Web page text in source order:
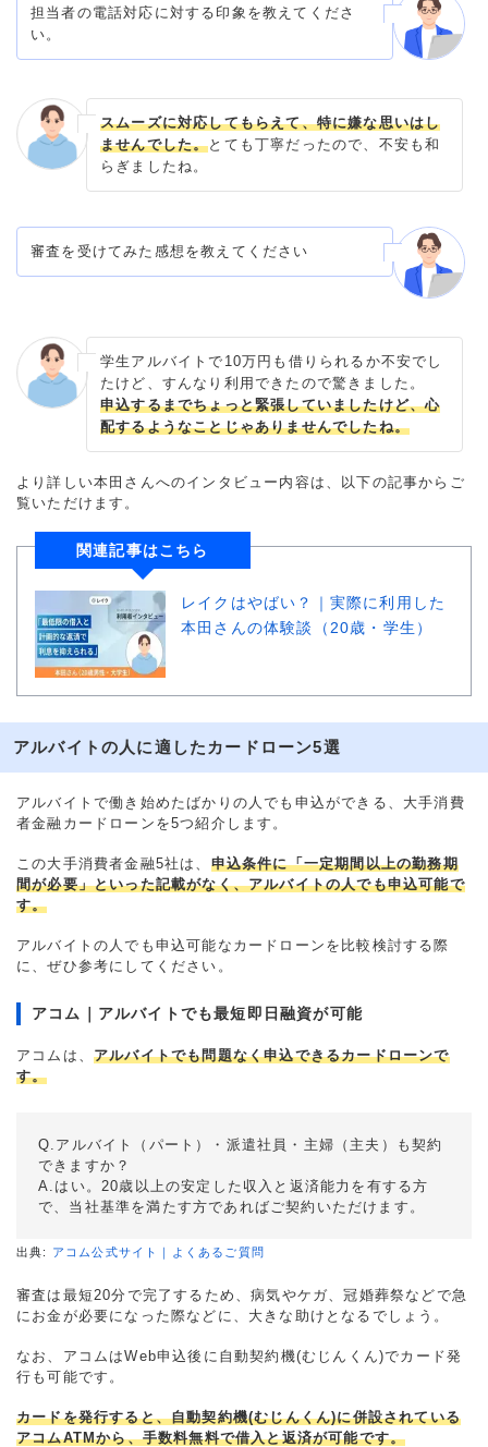
担当者の電話対応に対する印象を教えてくださ
い。
スムーズに対応してもらえて、特に嫌な思いはし
ませんでした。とても丁寧だったので、不安も和
らぎましたね。
審査を受けてみた感想を教えてください
学生アルバイトで10万円も借りられるか不安でし
たけど、すんなり利用できたので驚きました。
申込するまでちょっと緊張していましたけど、心
配するようなことじゃありませんでしたね。
より詳しい本田さんへのインタビュー内容は、以下の記事からご
覧いただけます。
関連記事はこちら
レイクはやばい？｜実際に利用した
本田さんの体験談（20歳・学生）
アルバイトの人に適したカードローン5選
アルバイトで働き始めたばかりの人でも申込ができる、大手消費
者金融カードローンを5つ紹介します。
この大手消費者金融5社は、 申込条件に「一定期間以上の勤務期
間が必要」といった記載がなく、アルバイトの人でも申込可能で
す。
アルバイトの人でも申込可能なカードローンを比較検討する際
に、ぜひ参考にしてください。
アコム｜アルバイトでも最短即日融資が可能
アコムは、 アルバイトでも問題なく申込できるカードローンで
す。
Q.アルバイト（パート）・派遣社員・主婦（主夫）も契約
できますか？
A.はい。20歳以上の安定した収入と返済能力を有する方
で、当社基準を満たす方であればご契約いただけます。
出典: アコム公式サイト｜よくあるご質問
審査は最短20分で完了するため、病気やケガ、冠婚葬祭などで急
にお金が必要になった際などに、大きな助けとなるでしょう。
なお、アコムはWeb申込後に自動契約機(むじんくん)でカード発
行も可能です。
カードを発行すると、自動契約機(むじんくん)に併設されている
アコムATMから、手数料無料で借入と返済が可能です。